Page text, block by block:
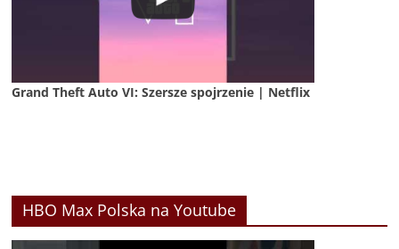
Grand Theft Auto VI: Szersze spojrzenie | Netflix
HBO Max Polska na Youtube